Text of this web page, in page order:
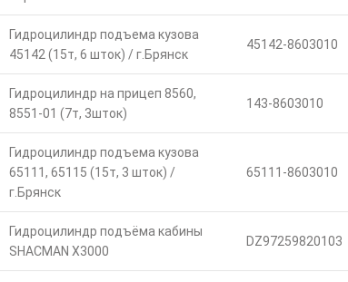
Гидроцилиндр подъема кузова
45142 (15т, 6 шток) / г.Брянск
45142-8603010
Гидроцилиндр на прицеп 8560,
8551-01 (7т, 3шток)
143-8603010
Гидроцилиндр подъема кузова
65111, 65115 (15т, 3 шток) /
г.Брянск
65111-8603010
Гидроцилиндр подъёма кабины
SHACMAN X3000
DZ97259820103